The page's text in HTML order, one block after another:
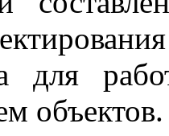
для
объектов.